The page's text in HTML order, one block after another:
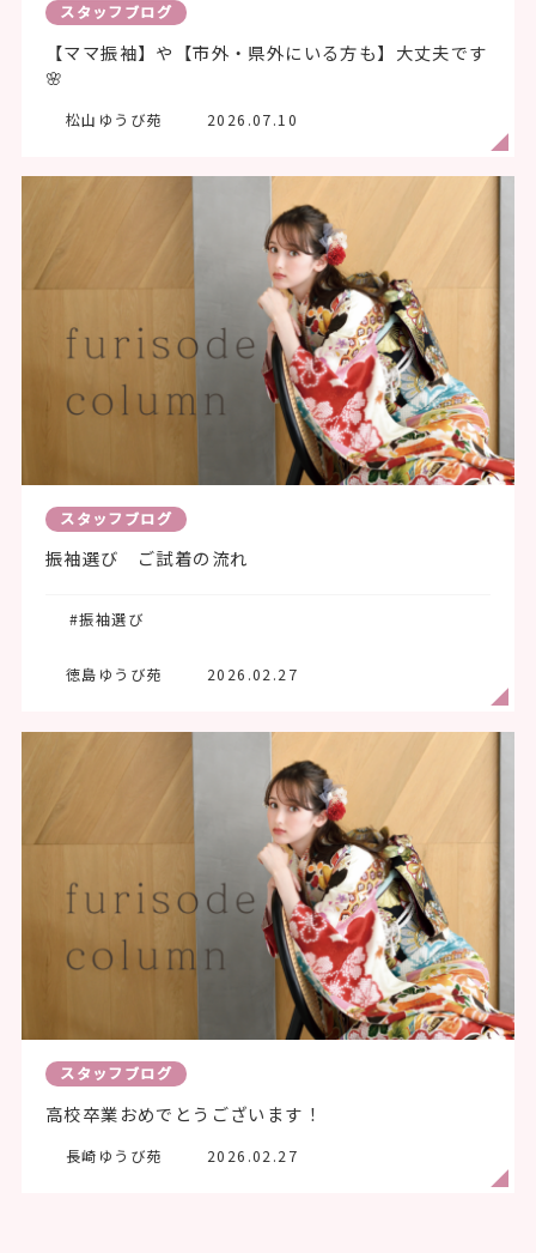
スタッフブログ
【ママ振袖】や【市外・県外にいる方も】大丈夫です
🌸
松山ゆうび苑 2026.07.10
スタッフブログ
振袖選び ご試着の流れ
#振袖選び
徳島ゆうび苑 2026.02.27
スタッフブログ
高校卒業おめでとうございます！
長崎ゆうび苑 2026.02.27